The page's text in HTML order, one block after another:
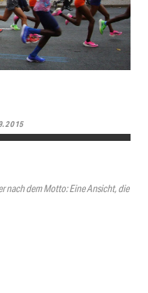
nach dem Motto: Eine Ansicht, die